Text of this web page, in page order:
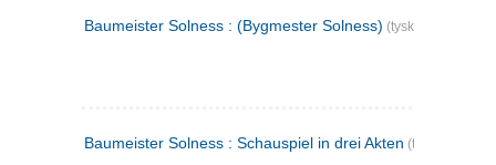
Baumeister Solness : (Bygmester Solness) (tysk)
Baumeister Solness : Schauspiel in drei Akten (tysk)